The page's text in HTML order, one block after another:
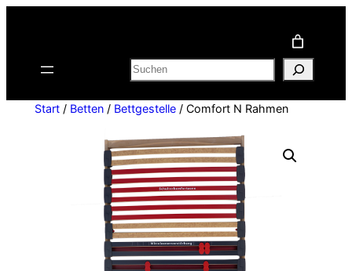
Suchen
Start/ Betten/ Bettgestelle/ Comfort N Rahmen